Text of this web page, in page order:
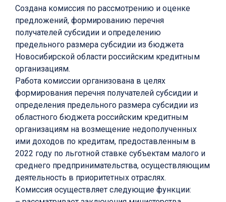
Создана комиссия по рассмотрению и оценке
предложений, формированию перечня
получателей субсидии и определению
предельного размера субсидии из бюджета
Новосибирской области российским кредитным
организациям.
Работа комиссии организована в целях
формирования перечня получателей субсидии и
определения предельного размера субсидии из
областного бюджета российским кредитным
организациям на возмещение недополученных
ими доходов по кредитам, предоставленным в
2022 году по льготной ставке субъектам малого и
среднего предпринимательства, осуществляющим
деятельность в приоритетных отраслях.
Комиссия осуществляет следующие функции: